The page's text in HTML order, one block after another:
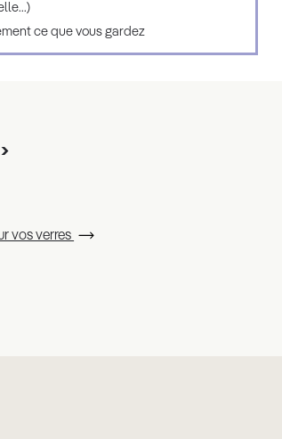
ce que vous gardez
vos verres